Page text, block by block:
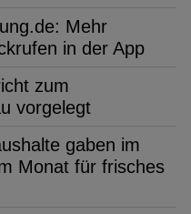
Mehr
in der App
zum
vorgelegt
gaben im
Monat für frisches